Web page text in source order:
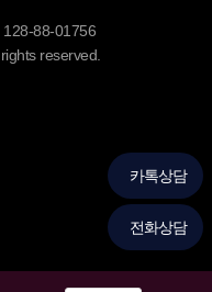
카톡상담
전화상담
88-01756
reserved.